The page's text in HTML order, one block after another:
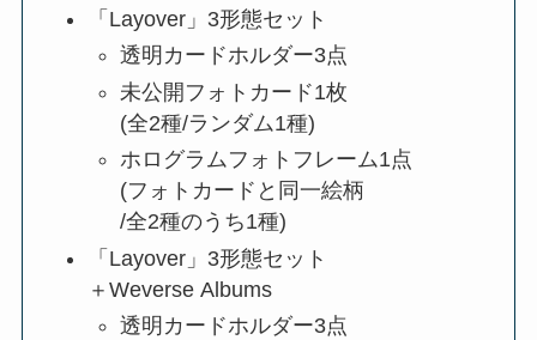
「Layover」3形態セット
透明カードホルダー3点
未公開フォトカード1枚
(全2種/ランダム1種)
ホログラムフォトフレーム1点
(フォトカードと同一絵柄
/全2種のうち1種)
「Layover」3形態セット
＋Weverse Albums
透明カードホルダー3点